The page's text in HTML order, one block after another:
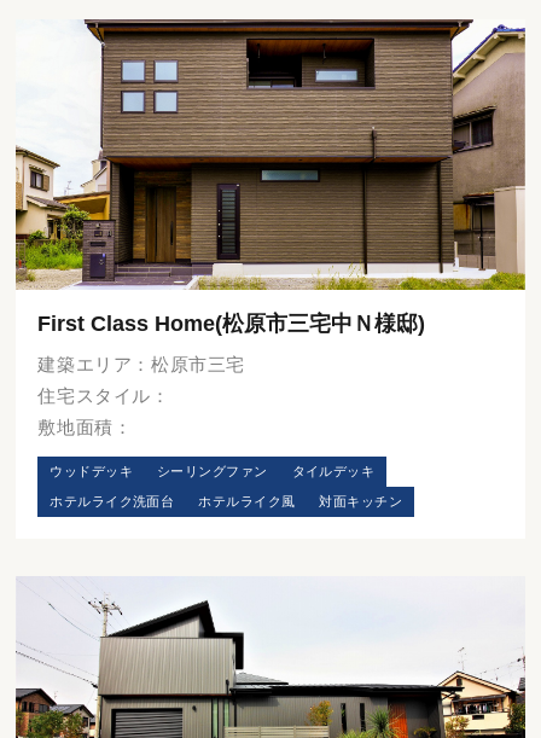
First Class Home(松原市三宅中Ｎ様邸)
建築エリア：松原市三宅
住宅スタイル：
敷地面積：
ウッドデッキ シーリングファン タイルデッキ
ホテルライク洗面台 ホテルライク風 対面キッチン